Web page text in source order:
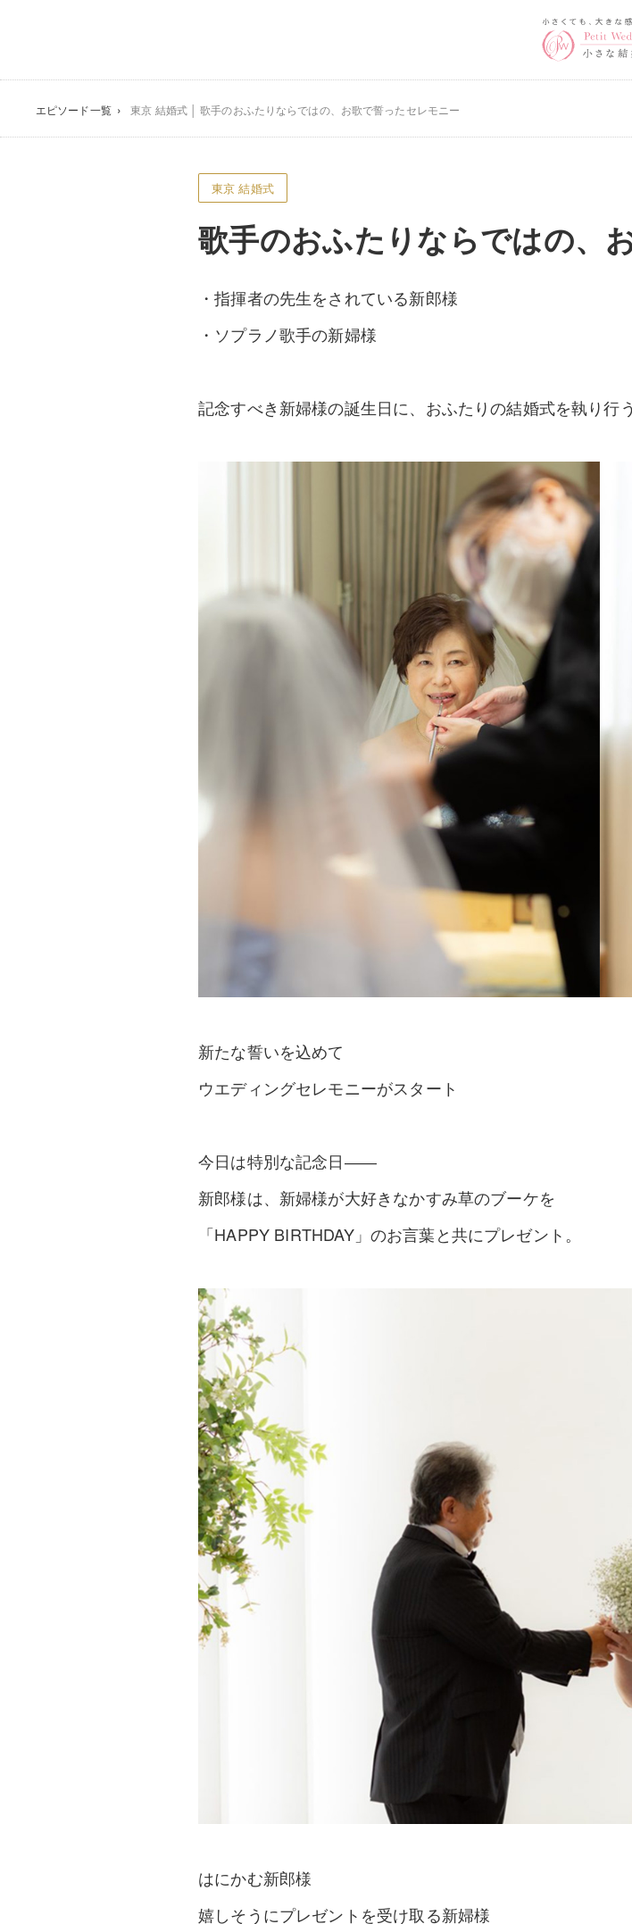
エピソード一覧 東京 結婚式 │ 歌手のおふたりならではの、お歌で誓ったセレモニー
東京 結婚式
歌手のおふたりならではの、
・指揮者の先生をされている新郎様
・ソプラノ歌手の新婦様
記念すべき新婦様の誕生日に、おふたりの結婚式を執り行
新たな誓いを込めて
ウエディングセレモニーがスタート
今日は特別な記念日――
新郎様は、新婦様が大好きなかすみ草のブーケを
「HAPPY BIRTHDAY」のお言葉と共にプレゼント。
はにかむ新郎様
嬉しそうにプレゼントを受け取る新婦様